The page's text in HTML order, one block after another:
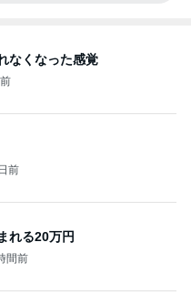
なくなった感覚
前
れる20万円
間前